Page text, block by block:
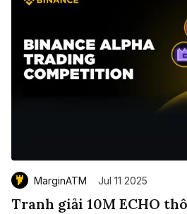
MarginATM Jul 11 2025
Tranh giải 10M ECHO